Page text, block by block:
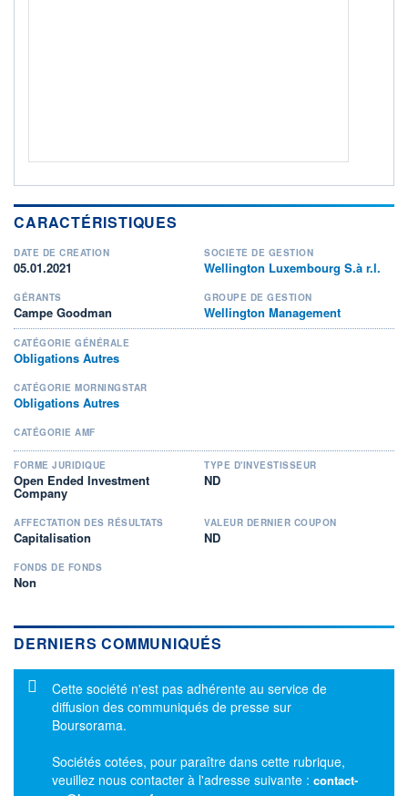
CARACTÉRISTIQUES
DATE DE CRÉATION
05.01.2021
SOCIÉTÉ DE GESTION
Wellington Luxembourg S.à r.l.
GÉRANTS
Campe Goodman
GROUPE DE GESTION
Wellington Management
CATÉGORIE GÉNÉRALE
Obligations Autres
CATÉGORIE MORNINGSTAR
Obligations Autres
CATÉGORIE AMF
FORME JURIDIQUE
Open Ended Investment
Company
TYPE D'INVESTISSEUR
ND
AFFECTATION DES RÉSULTATS
Capitalisation
VALEUR DERNIER COUPON
ND
FONDS DE FONDS
Non
DERNIERS COMMUNIQUÉS
Message d'information
Cette société n'est pas adhérente au service de
diffusion des communiqués de presse sur
Boursorama.
Sociétés cotées, pour paraître dans cette rubrique,
veuillez nous contacter à l'adresse suivante : contact-